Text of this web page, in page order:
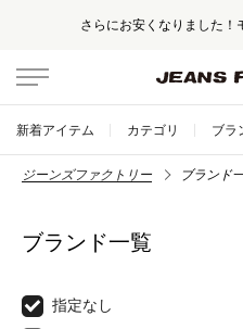
さらにお安くなりました！
新着アイテム カテゴリ ブラ
ジーンズファクトリー ブランド
ブランド一覧
指定なし